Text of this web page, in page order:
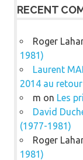
RECENT
Roger
1981)
Laurent
2014 au retour
m on Les
David
(1977-1981)
Roger
1981)